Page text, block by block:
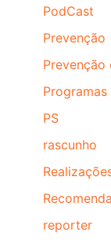
PodCast
Prevenção
Prevenção
PS
rascunho
reporter